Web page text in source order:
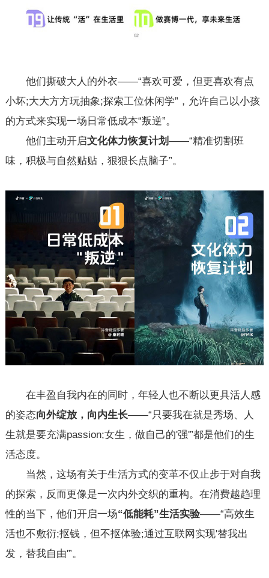
他们撕破大人的外衣——“喜欢可爱，但更喜欢有点
小坏;大大方方玩抽象;探索工位休闲学”，允许自己以小孩
的方式来实现一场日常低成本“叛逆”。
他们主动开启文化体力恢复计划——“精准切割班
味，积极与自然贴贴，狠狠长点脑子”。
在丰盈自我内在的同时，年轻人也不断以更具活人感
的姿态向外绽放，向内生长——“只要我在就是秀场、人
生就是要充满passion;女生，做自己的'强'”都是他们的生
活态度。
当然，这场有关于生活方式的变革不仅止步于对自我
的探索，反而更像是一次内外交织的重构。在消费越趋理
性的当下，他们开启一场“低能耗”生活实验——“高效生
活也不敷衍;抠钱，但不抠体验;通过互联网实现'替我出
发，替我自由'”。